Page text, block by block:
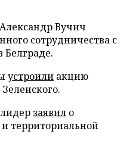
Вучич
сотрудничества с
устроили акцию
заявил о
территориальной